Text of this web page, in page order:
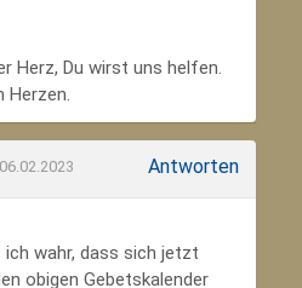
Herz, Du wirst uns helfen.
Herzen.
Antworten
wahr, dass sich jetzt
obigen Gebetskalender